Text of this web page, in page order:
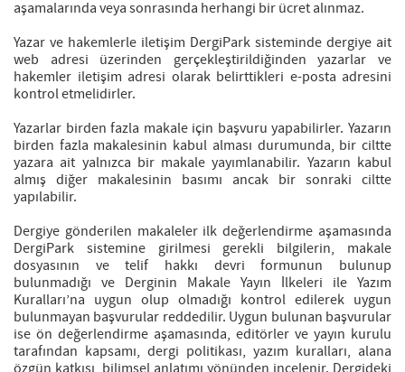
aşamalarında veya sonrasında herhangi bir ücret alınmaz.
Yazar ve hakemlerle iletişim DergiPark sisteminde dergiye ait
web adresi üzerinden gerçekleştirildiğinden yazarlar ve
hakemler iletişim adresi olarak belirttikleri e-posta adresini
kontrol etmelidirler.
Yazarlar birden fazla makale için başvuru yapabilirler. Yazarın
birden fazla makalesinin kabul alması durumunda, bir ciltte
yazara ait yalnızca bir makale yayımlanabilir. Yazarın kabul
almış diğer makalesinin basımı ancak bir sonraki ciltte
yapılabilir.
Dergiye gönderilen makaleler ilk değerlendirme aşamasında
DergiPark sistemine girilmesi gerekli bilgilerin, makale
dosyasının ve telif hakkı devri formunun bulunup
bulunmadığı ve Derginin Makale Yayın İlkeleri ile Yazım
Kuralları’na uygun olup olmadığı kontrol edilerek uygun
bulunmayan başvurular reddedilir. Uygun bulunan başvurular
ise ön değerlendirme aşamasında, editörler ve yayın kurulu
tarafından kapsamı, dergi politikası, yazım kuralları, alana